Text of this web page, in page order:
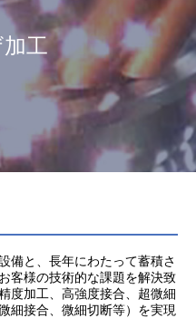
工
備と、長年にわたって蓄積さ
客様の技術的な課題を解決致
度加工、高強度接合、超微細
細接合、微細切断等）を実現